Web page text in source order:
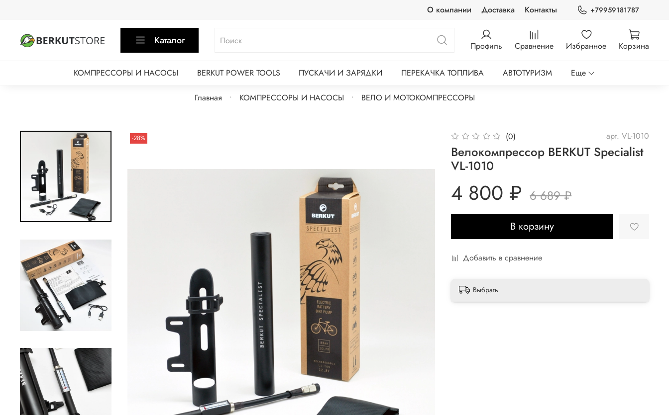
О компании Доставка Контакты +79959181787
Каталог Профиль Сравнение Избранное Корзина
КОМПРЕССОРЫ И НАСОСЫ BERKUT POWER TOOLS ПУСКАЧИ И ЗАРЯДКИ ПЕРЕКАЧКА ТОПЛИВА АВТОТУРИЗМ Еще
Главная КОМПРЕССОРЫ И НАСОСЫ ВЕЛО И МОТОКОМПРЕССОРЫ
-28% (0) арт. VL-1010
Велокомпрессор BERKUT Specialist
VL-1010
4 800 ₽ 6 689 ₽
В корзину
Добавить в сравнение
Выбрать